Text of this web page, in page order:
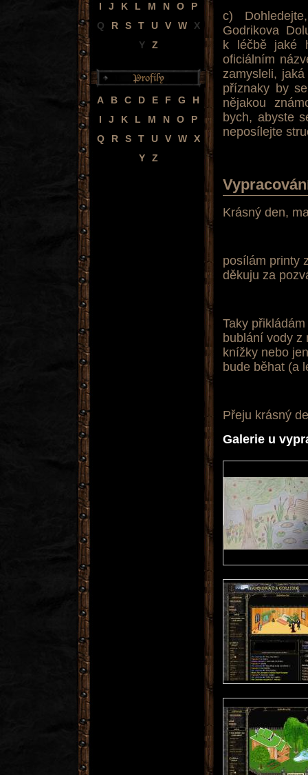
c)
Godrikova
k léčbě jaké
oficiálním
zamysleli,
příznaky by
nějakou
bych, abyste
neposílejte
Krásný den,
posílám printy
děkuju za
Taky
bublání vody z
knížky nebo
bude běhat (a
Přeju krásný
Galerie u
I
J K L M N O
P
Q
R S T U V W
X
Y
Z
A B C D E F G
H
I
J K L M N O
P
Q
R S T U V W
X
Y
Z